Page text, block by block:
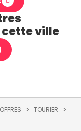
ville
TOURIER